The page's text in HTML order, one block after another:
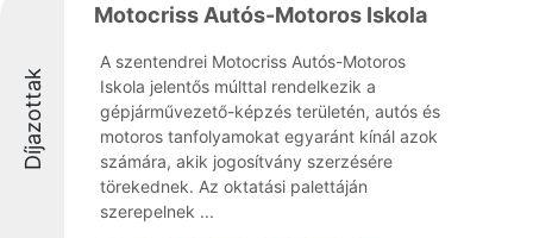
Díjazottak
Motocriss Autós-Motoros Iskola
A szentendrei Motocriss Autós-Motoros
Iskola jelentős múlttal rendelkezik a
gépjárművezető-képzés területén, autós és
motoros tanfolyamokat egyaránt kínál azok
számára, akik jogosítvány szerzésére
törekednek. Az oktatási palettáján
szerepelnek ...